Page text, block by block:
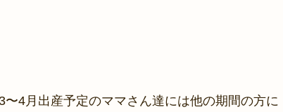
4月出産予定のママさん達には他の期間の方に